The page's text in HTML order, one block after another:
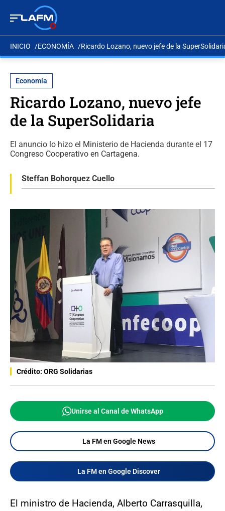
INICIO ECONOMÍA Ricardo Lozano, nuevo jefe de la
Economía
Ricardo Lozano, nuevo jefe
de la SuperSolidaria
El anuncio lo hizo el Ministerio de Hacienda durante el 17
Congreso Cooperativo en Cartagena.
Steffan Bohorquez Cuello
Crédito: ORG Solidarias
Unirse al Canal de WhatsApp
La FM en Google News
La FM en Google Discover
El ministro de Hacienda, Alberto Carrasquilla,